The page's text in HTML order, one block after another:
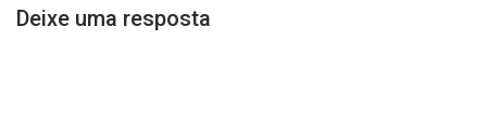
Deixe uma resposta